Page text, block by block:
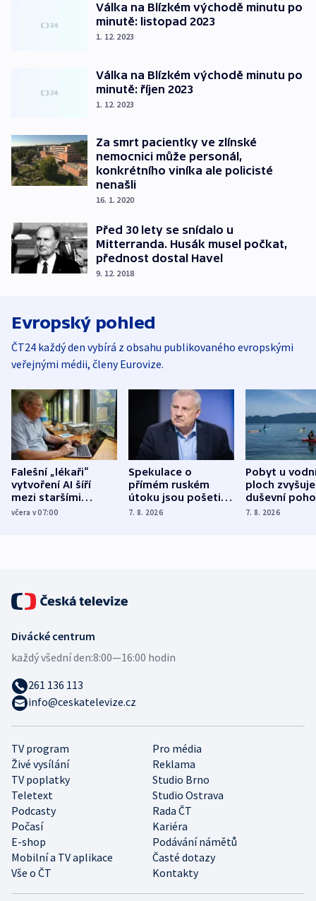
Válka na Blízkém východě minutu po
minutě: listopad 2023
1. 12. 2023
Válka na Blízkém východě minutu po
minutě: říjen 2023
1. 12. 2023
Za smrt pacientky ve zlínské
nemocnici může personál,
konkrétního viníka ale policisté
nenašli
16. 1. 2020
Před 30 lety se snídalo u
Mitterranda. Husák musel počkat,
přednost dostal Havel
9. 12. 2018
Evropský pohled
ČT24 každý den vybírá z obsahu publikovaného evropskými
veřejnými médii, členy Eurovize.
Falešní „lékaři“
vytvoření AI šíří
mezi staršími
Poláky nebezpečné
včera v 07:00
Spekulace o
přímém ruském
útoku jsou pošetilé,
míní estonský
7. 8. 2026
Pobyt u
ploch zvyšuje
duševní
ukázala
7. 8. 2026
TV program
Pro média
Živé vysílání
Reklama
TV poplatky
Studio Brno
Teletext
Studio Ostrava
Podcasty
Rada ČT
Počasí
Kariéra
E-shop
Podávání námětů
Mobilní a TV aplikace
Časté dotazy
Vše o ČT
Kontakty
Divácké centrum
každý všední den:8:00—16:00 hodin
261 136 113
info@ceskatelevize.cz